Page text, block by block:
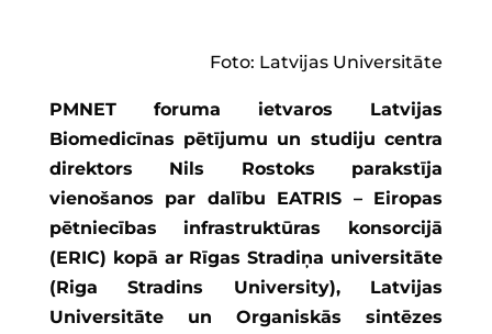
Foto: Latvijas Universitāte
PMNET foruma ietvaros Latvijas
Biomedicīnas pētījumu un studiju centra
direktors Nils Rostoks parakstīja
vienošanos par dalību EATRIS – Eiropas
pētniecības infrastruktūras konsorcijā
(ERIC) kopā ar Rīgas Stradiņa universitāte
(Riga Stradins University), Latvijas
Universitāte un Organiskās sintēzes